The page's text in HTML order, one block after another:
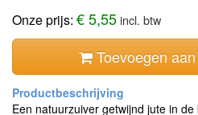
Onze prijs: € 5,55incl. btw
Toevoegen
Een natuurzuiver getwijnd jute in de